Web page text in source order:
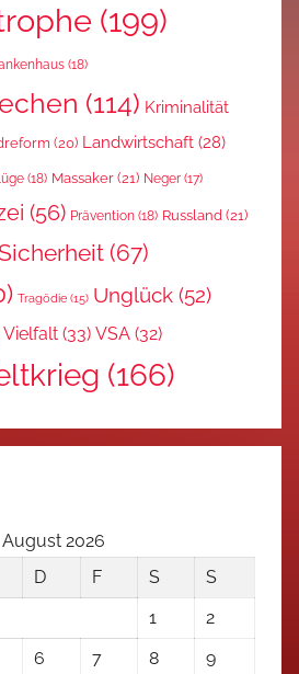
(199)
(18)
(114) Kriminalität
(20) Landwirtschaft (28)
(18) Massaker (21) Neger (17)
(56) Prävention (18) Russland (21)
(67)
Tragödie (15) Unglück (52)
Vielfalt (33) VSA (32)
(166)
August 2026
D F S
S
1
2
6 7 8 9